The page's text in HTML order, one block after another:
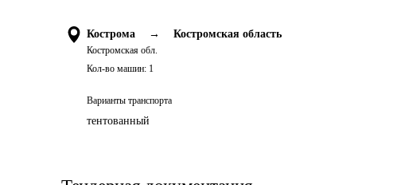
Кострома →
Костромская обл.
Костромская область
Кол-во машин: 1
Варианты транспорта
тентованный